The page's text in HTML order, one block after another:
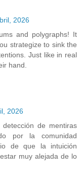
2026
and polygraphs! It
strategize to sink the
Just like in real
hand.
2026
de mentiras
por la comunidad
de que la intuición
muy alejada de lo